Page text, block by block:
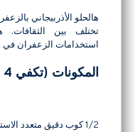
هالحلو الأذربيجاني
تختلف بين الثقافات.
استخدامات الزعفران في
المكونات (تكفي 4 أشخاص):
1/2 كوب دقيق متعدد الاستخدامات